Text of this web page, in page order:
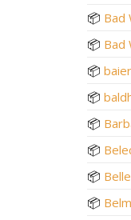
📦 Bad
📦 Bad
📦
📦
📦
📦
📦
📦 Belm